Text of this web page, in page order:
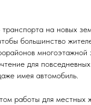
на новых
большинство
многоэтажной
для
имея автомобиль.
работы для местных